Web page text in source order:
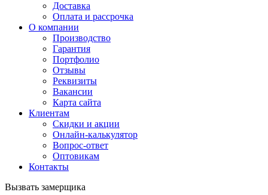
Доставка
Оплата и рассрочка
О компании
Производство
Гарантия
Портфолио
Отзывы
Реквизиты
Вакансии
Карта сайта
Клиентам
Скидки и акции
Онлайн-калькулятор
Вопрос-ответ
Оптовикам
Контакты
Вызвать замерщика